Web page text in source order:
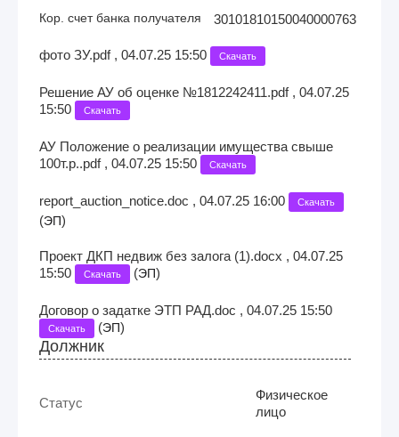
Кор. счет банка получателя 30101810150040000763
фото ЗУ.pdf , 04.07.25 15:50 Скачать
Решение АУ об оценке №1812242411.pdf , 04.07.25
15:50
Скачать
АУ Положение о реализации имущества свыше
100т.р..pdf , 04.07.25 15:50
Скачать
report_auction_notice.doc , 04.07.25 16:00 Скачать
(ЭП)
Проект ДКП недвиж без залога (1).docx , 04.07.25
15:50
Скачать (ЭП)
Договор о задатке ЭТП РАД.doc , 04.07.25 15:50
Скачать (ЭП)
Должник
Статус
Физическое
лицо